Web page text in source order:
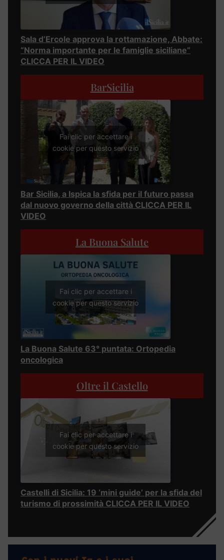
Sala d’Ercole approva la rottamazione, Abbate:
“Norma importante per le famiglie siciliane”
CLICCA PER IL VIDEO
BarSicilia
Fai clic per accettare i
cookie per questo servizio
Bar Sicilia, a Ispica la sfida per il futuro passa
dal nuovo governo della città CLICCA PER IL
VIDEO
La Buona Salute
Fai clic per accettare i
cookie per questo servizio
La Buona Salute 63° puntata: Ortopedia
oncologica
Oltre il Castello
Fai clic per accettare i
cookie per questo servizio
Castelli di Sicilia: 19 ‘mini guide’ per la sfida del
turismo di prossimità CLICCA PER IL VIDEO